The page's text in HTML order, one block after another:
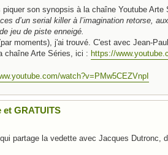
son synopsis à la chaîne Youtube Arte
d’un serial killer à l’imagination retorse,
jeu de piste enneigé.
moments), j'ai trouvé. C'est avec Jean-
chaîne Arte Séries, ici : https://
watch?v=PMw5CEZVnpI
GRATUITS
partage la vedette avec Jacques Dutronc,